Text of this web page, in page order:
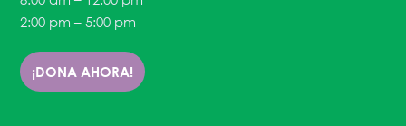
2:00 pm – 5:00 pm
¡DONA AHORA!